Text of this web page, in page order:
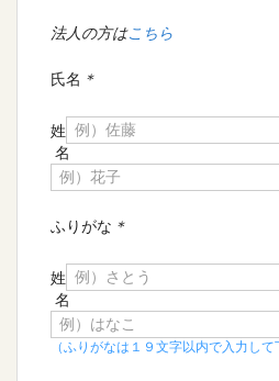
法人の方はこちら
氏名 ＊
姓
名
ふりがな ＊
姓
名
（ふりがなは１９文字以内で入力して